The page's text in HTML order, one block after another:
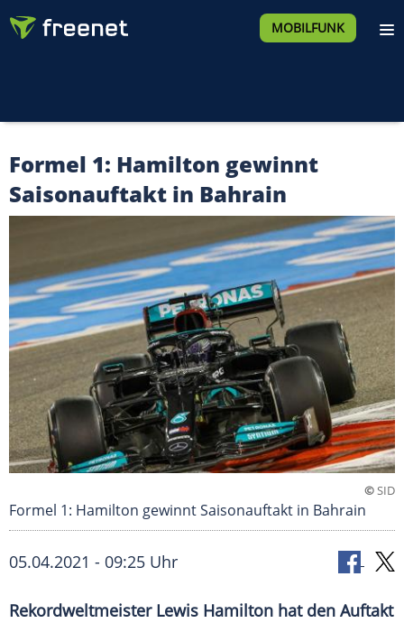
MOBILFUNK
Formel 1: Hamilton gewinnt
Saisonauftakt in Bahrain
©SID
Formel 1: Hamilton gewinnt Saisonauftakt in Bahrain
05.04.2021 - 09:25 Uhr
Rekordweltmeister Lewis Hamilton hat den Auftakt